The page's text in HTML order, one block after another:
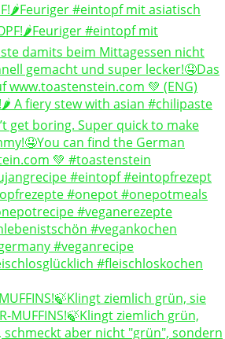
#eintopf mit asiatisch
ziemlich grün, sie